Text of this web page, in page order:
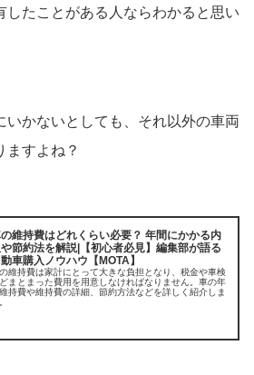
したことがある人ならわかると思い
いかないとしても、それ以外の車両
ますよね？
維持費はどれくらい必要？ 年間にかかる内
節約法を解説|【初心者必見】編集部が語る
車購入ノウハウ【MOTA】
維持費は家計にとって大きな負担となり、税金や車検
まとまった費用を用意しなければなりません。車の年
持費や維持費の詳細、節約方法などを詳しく紹介しま